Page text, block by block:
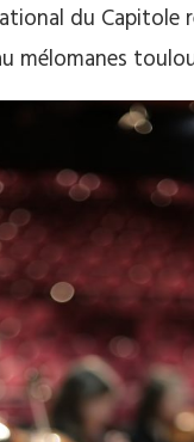
du Capitole
mélomanes